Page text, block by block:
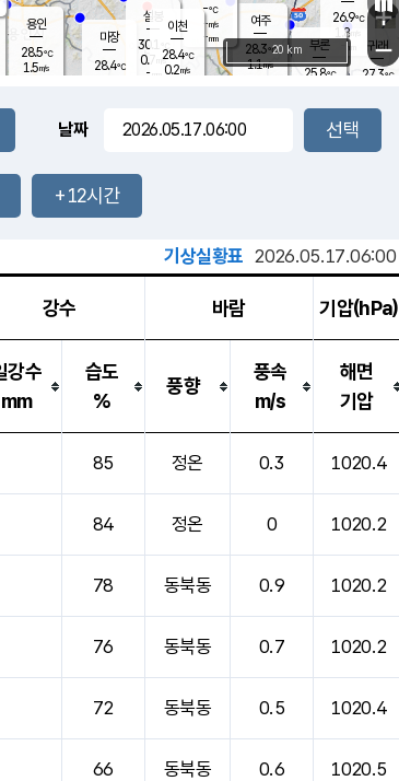
26.9℃
1.8
mm
부론
25.8℃
-mm
용인
28.5℃
1.5m/s
여주
28.3℃
1.1m/s
장호원
-℃
-m/s
-mm
마장
28.4℃
설봉
30.1
0.7 m/s
- mm
귀래
27.3℃
이천
28.4℃
0.2m/s
+
−
20 km
날짜
+12시간
기상실황표 2026.05.17.06:00
강수 바람 기압(hPa)
강수
mm
습도
%
풍향
풍속
m/s
해면
기압
85 정온 0.3 1020.4
84 정온 0 1020.2
78 동북동 0.9 1020.2
76 동북동 0.7 1020.2
72 동북동 0.5 1020.4
66 동북동 0.6 1020.5